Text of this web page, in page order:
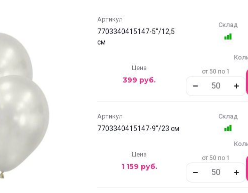
Артикул
7703340415147-5"/12,5
см
Склад
Цена
399 руб.
от 50 по 1
Артикул
7703340415147-9"/23 см
Склад
Цена
1 159 руб.
от 50 по 1